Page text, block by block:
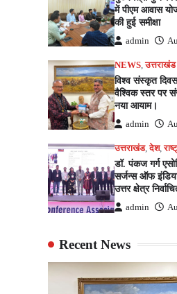
में पीएम आवास
की हुई समीक्षा
admin
NEWS,उत्तराखंड
विश्व संस्कृत
वैश्विक स्तर पर
नया आयाम।
admin
उत्तराखंड,देश,
डॉ. पंकज गर्ग
सर्जन्स ऑफ
उत्तर क्षेत्र
admin
Recent News